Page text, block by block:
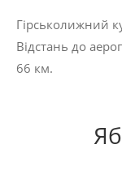
Гірськолижний
Відстань до
66 км.